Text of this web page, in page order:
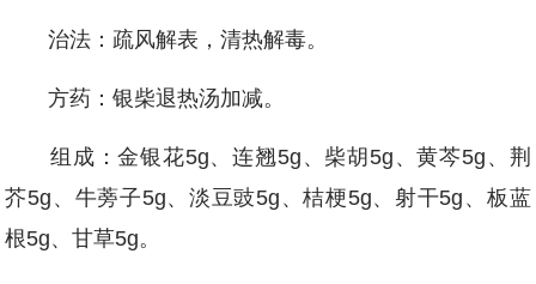
治法：疏风解表，清热解毒。
方药：银柴退热汤加减。
组成：金银花5g、连翘5g、柴胡5g、黄芩5g、荆
芥5g、牛蒡子5g、淡豆豉5g、桔梗5g、射干5g、板蓝
根5g、甘草5g。